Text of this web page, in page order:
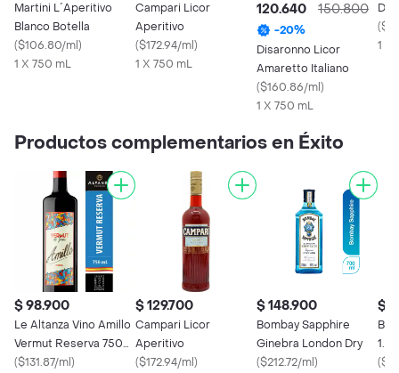
Martini L´Aperitivo
Blanco Botella
($106.80/ml)
1 X 750 mL
Campari Licor
Aperitivo
($172.94/ml)
1 X 750 mL
120.640
150.800
-20%
Disaronno Licor
Amaretto Italiano
($160.86/ml)
1 X 750 mL
(
1 X
Productos complementarios en Éxito
$ 98.900
Le Altanza Vino Amillo
Vermut Reserva 750
mL
($131.87/ml)
$ 129.700
Campari Licor
Aperitivo
($172.94/ml)
$ 148.900
Bombay Sapphire
Ginebra London Dry
($212.72/ml)
$
1.5 l
(